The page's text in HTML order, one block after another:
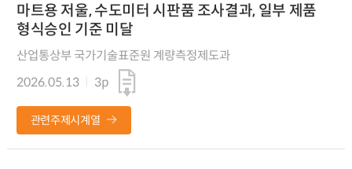
마트용 저울, 수도미터 시판품 조사결과, 일부 제품
형식승인 기준 미달
산업통상부 국가기술표준원 계량측정제도과
2026.05.13
3p
관련주제시계열